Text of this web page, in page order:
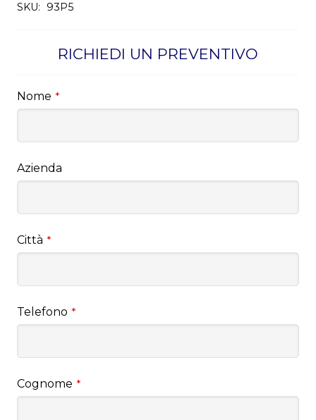
SKU: 93P5
RICHIEDI UN PREVENTIVO
Nome *
Azienda
Città *
Telefono *
Cognome *